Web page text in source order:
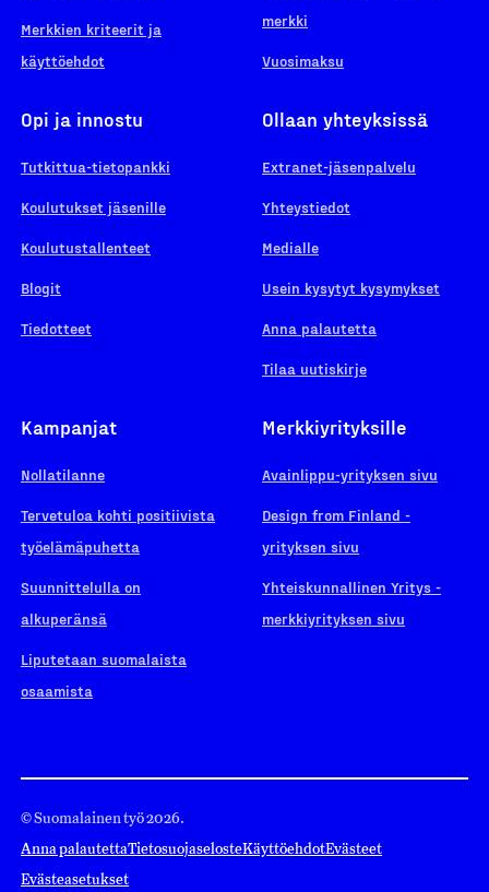
Merkkien kriteerit ja
käyttöehdot
merkki
Vuosimaksu
Opi ja innostu
Tutkittua-tietopankki
Koulutukset jäsenille
Koulutustallenteet
Blogit
Tiedotteet
Ollaan yhteyksissä
Extranet-jäsenpalvelu
Yhteystiedot
Medialle
Usein kysytyt kysymykset
Anna palautetta
Tilaa uutiskirje
Kampanjat
Nollatilanne
Tervetuloa kohti positiivista
työelämäpuhetta
Suunnittelulla on
alkuperänsä
Liputetaan suomalaista
osaamista
Merkkiyrityksille
Avainlippu-yrityksen sivu
Design from Finland -
yrityksen sivu
Yhteiskunnallinen Yritys -
merkkiyrityksen sivu
© Suomalainen työ 2026.
Anna palautettaTietosuojaselosteKäyttöehdotEvästeet
Evästeasetukset